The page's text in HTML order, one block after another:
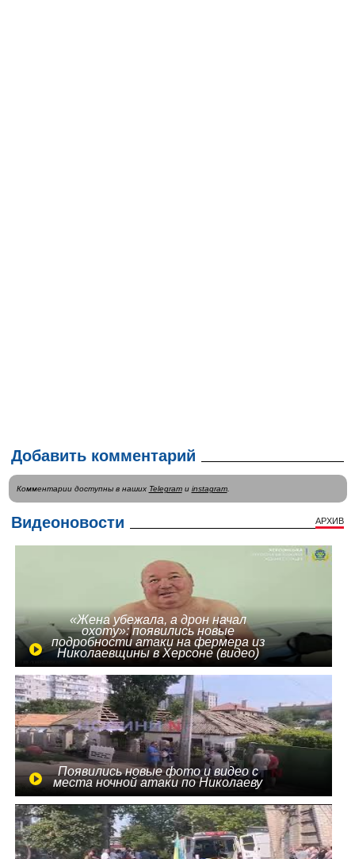
Добавить комментарий
Комментарии доступны в наших Telegramи instagram.
Видеоновости АРХИВ
«Жена убежала, а дрон начал
охоту»: появились новые
подробности атаки на фермера из
Николаевщины в Херсоне (видео)
Появились новые фото и видео с
места ночной атаки по Николаеву